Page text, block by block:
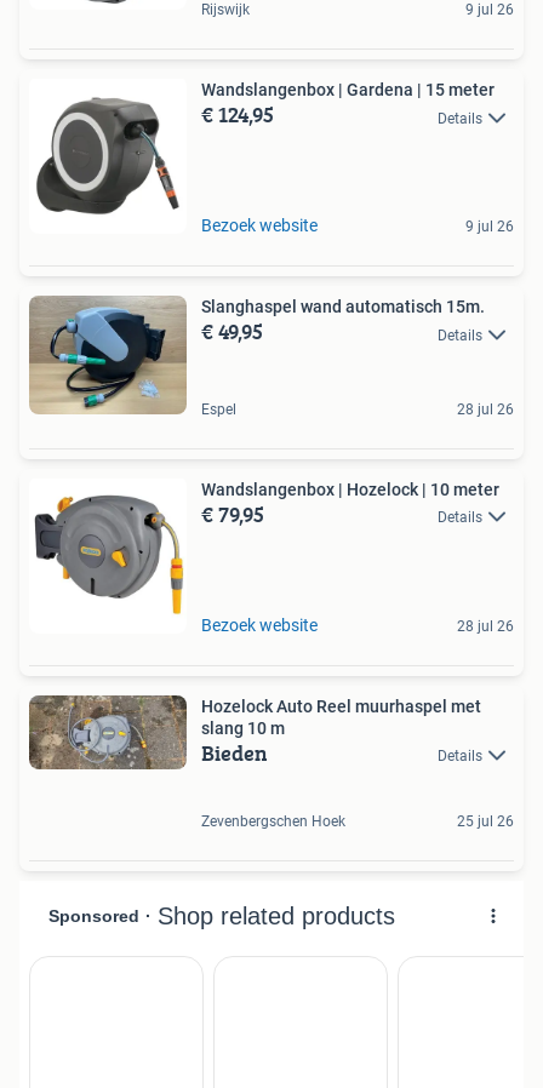
Rijswijk 9 jul 26
Wandslangenbox | Gardena | 15 meter
€ 124,95 Details
Bezoek website 9 jul 26
Slanghaspel wand automatisch 15m.
€ 49,95 Details
Espel 28 jul 26
Wandslangenbox | Hozelock | 10 meter
€ 79,95 Details
Bezoek website 28 jul 26
Hozelock Auto Reel muurhaspel met
slang 10 m
Bieden Details
Zevenbergschen Hoek 25 jul 26